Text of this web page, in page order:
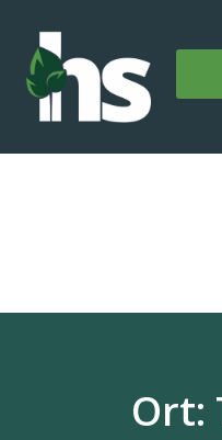
Ort: